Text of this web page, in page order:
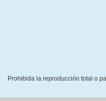
Prohibida la reproducción total o